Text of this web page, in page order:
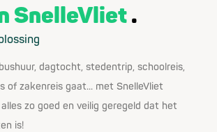
SnelleVliet
dagtocht, stedentrip, schoolreis,
of zakenreis gaat... met SnelleVliet
zo goed en veilig geregeld dat het
is!